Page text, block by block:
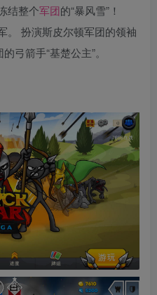
结整个军团的“暴风雪”！
。 扮演斯皮尔顿军团的领袖
弓箭手“基楚公主”。